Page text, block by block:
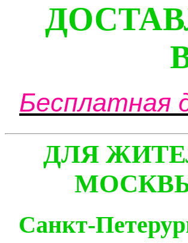
Бесплатная
ДЛЯ
Санкт-